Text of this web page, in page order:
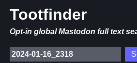
Tootfinder
Opt-in global Mastodon full text